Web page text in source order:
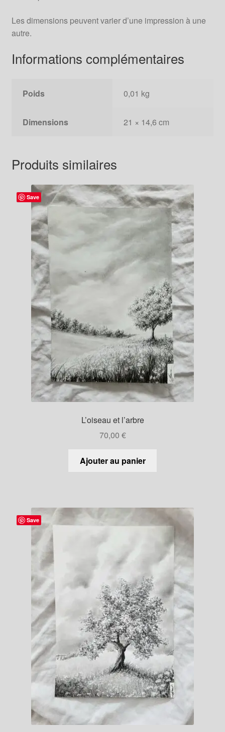
Les dimensions peuvent varier d’une impression à une
autre.
Informations complémentaires
Poids 0,01 kg
Dimensions 21 × 14,6 cm
Produits similaires
Save
L’oiseau et l’arbre
70,00 €
Ajouter au panier
Save